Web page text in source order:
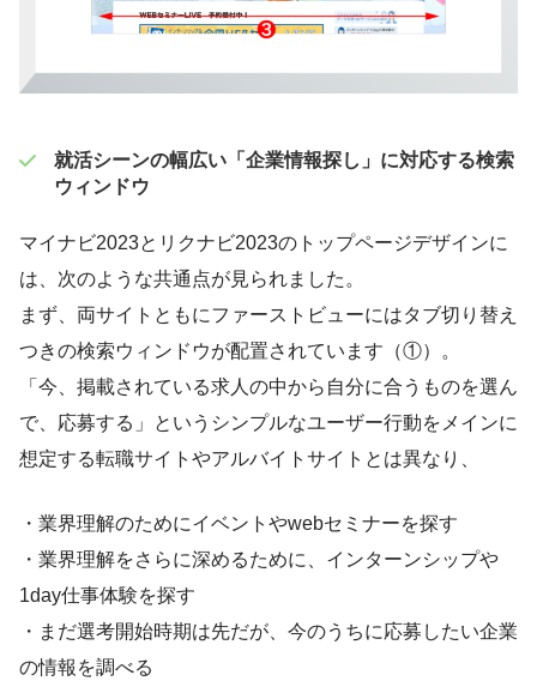
就活シーンの幅広い「企業情報探し」に対応する検索
ウィンドウ
マイナビ2023とリクナビ2023のトップページデザインに
は、次のような共通点が見られました。
まず、両サイトともにファーストビューにはタブ切り替え
つきの検索ウィンドウが配置されています（①）。
「今、掲載されている求人の中から自分に合うものを選ん
で、応募する」というシンプルなユーザー行動をメインに
想定する転職サイトやアルバイトサイトとは異なり、
・業界理解のためにイベントやwebセミナーを探す
・業界理解をさらに深めるために、インターンシップや
1day仕事体験を探す
・まだ選考開始時期は先だが、今のうちに応募したい企業
の情報を調べる